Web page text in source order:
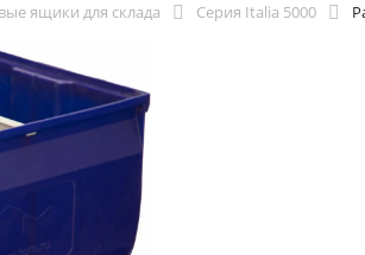
ящики для склада Серия Italia 5000